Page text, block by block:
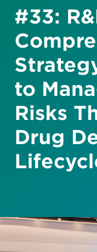
#33:
to
Risks
Drug